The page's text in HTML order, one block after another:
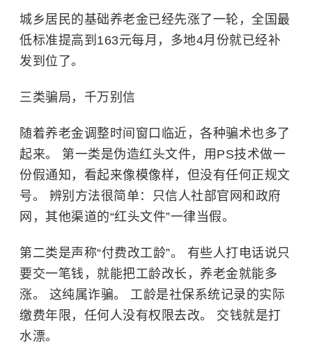
城乡居民的基础养老金已经先涨了一轮，全国最
低标准提高到163元每月，多地4月份就已经补
发到位了。
三类骗局，千万别信
随着养老金调整时间窗口临近，各种骗术也多了
起来。 第一类是伪造红头文件，用PS技术做一
份假通知，看起来像模像样，但没有任何正规文
号。 辨别方法很简单：只信人社部官网和政府
网，其他渠道的“红头文件”一律当假。
第二类是声称“付费改工龄”。 有些人打电话说只
要交一笔钱，就能把工龄改长，养老金就能多
涨。 这纯属诈骗。 工龄是社保系统记录的实际
缴费年限，任何人没有权限去改。 交钱就是打
水漂。